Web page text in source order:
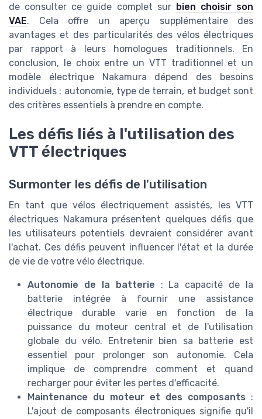
de consulter ce guide complet sur bien choisir son
VAE. Cela offre un aperçu supplémentaire des
avantages et des particularités des vélos électriques
par rapport à leurs homologues traditionnels. En
conclusion, le choix entre un VTT traditionnel et un
modèle électrique Nakamura dépend des besoins
individuels : autonomie, type de terrain, et budget sont
des critères essentiels à prendre en compte.
Les défis liés à l'utilisation des
VTT électriques
Surmonter les défis de l'utilisation
En tant que vélos électriquement assistés, les VTT
électriques Nakamura présentent quelques défis que
les utilisateurs potentiels devraient considérer avant
l'achat. Ces défis peuvent influencer l'état et la durée
de vie de votre vélo électrique.
Autonomie de la batterie : La capacité de la
batterie intégrée à fournir une assistance
électrique durable varie en fonction de la
puissance du moteur central et de l'utilisation
globale du vélo. Entretenir bien sa batterie est
essentiel pour prolonger son autonomie. Cela
implique de comprendre comment et quand
recharger pour éviter les pertes d'efficacité.
Maintenance du moteur et des composants :
L'ajout de composants électroniques signifie qu'il